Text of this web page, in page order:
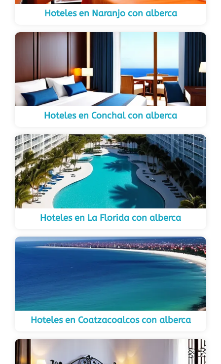
Hoteles en Naranjo con alberca
Hoteles en Conchal con alberca
Hoteles en La Florida con alberca
Hoteles en Coatzacoalcos con alberca